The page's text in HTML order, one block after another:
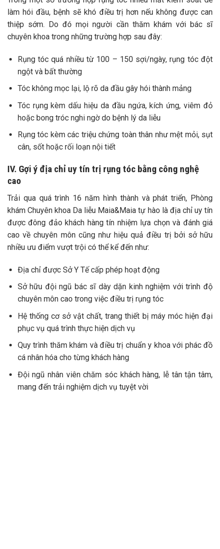
làm hói đầu, bệnh sẽ khó điều trị hơn nếu không được can
thiệp sớm. Do đó mọi người cần thăm khám với bác sĩ
chuyên khoa trong những trường hợp sau đây:
Rụng tóc quá nhiều từ 100 – 150 sợi/ngày, rụng tóc đột
ngột và bất thường
Tóc không mọc lại, lộ rõ da đầu gây hói thành mảng
Tóc rụng kèm dấu hiệu da đầu ngứa, kích ứng, viêm đỏ
hoặc bong tróc nghi ngờ do bệnh lý da liễu
Rụng tóc kèm các triệu chứng toàn thân như mệt mỏi, sụt
cân, sốt hoặc rối loạn nội tiết
IV. Gợi ý địa chỉ uy tín trị rụng tóc bằng công nghệ
cao
Trải qua quá trình 16 năm hình thành và phát triển, Phòng
khám Chuyên khoa Da liễu Maia&Maia tự hào là địa chỉ uy tín
được đông đảo khách hàng tín nhiệm lựa chọn và đánh giá
cao về chuyên môn cũng như hiệu quả điều trị bởi sở hữu
nhiều ưu điểm vượt trội có thể kể đến như:
Địa chỉ được Sở Y Tế cấp phép hoạt động
Sở hữu đội ngũ bác sĩ dày dặn kinh nghiệm với trình độ
chuyên môn cao trong việc điều trị rụng tóc
Hệ thống cơ sở vật chất, trang thiết bị máy móc hiện đại
phục vụ quá trình thực hiện dịch vụ
Quy trình thăm khám và điều trị chuẩn y khoa với phác đồ
cá nhân hóa cho từng khách hàng
Đội ngũ nhân viên chăm sóc khách hàng, lễ tân tận tâm,
mang đến trải nghiệm dịch vụ tuyệt vời